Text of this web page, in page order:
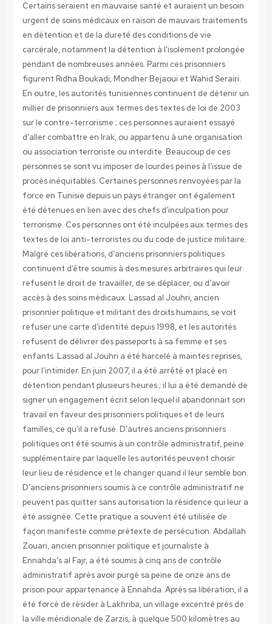
Certains seraient en mauvaise santé et auraient un besoin
urgent de soins médicaux en raison de mauvais traitements
en détention et de la dureté des conditions de vie
carcérale, notamment la détention à l’isolement prolongée
pendant de nombreuses années. Parmi ces prisonniers
figurent Ridha Boukadi, Mondher Bejaoui et Wahid Serairi.
En outre, les autorités tunisiennes continuent de détenir un
millier de prisonniers aux termes des textes de loi de 2003
sur le contre-terrorisme ; ces personnes auraient essayé
d’aller combattre en Irak, ou appartenu à une organisation
ou association terroriste ou interdite. Beaucoup de ces
personnes se sont vu imposer de lourdes peines à l’issue de
procès inéquitables. Certaines personnes renvoyées par la
force en Tunisie depuis un pays étranger ont également
été détenues en lien avec des chefs d’inculpation pour
terrorisme. Ces personnes ont été inculpées aux termes des
textes de loi anti-terroristes ou du code de justice militaire.
Malgré ces libérations, d’anciens prisonniers politiques
continuent d’être soumis à des mesures arbitraires qui leur
refusent le droit de travailler, de se déplacer, ou d’avoir
accès à des soins médicaux. Lassad al Jouhri, ancien
prisonnier politique et militant des droits humains, se voit
refuser une carte d’identité depuis 1998, et les autorités
refusent de délivrer des passeports à sa femme et ses
enfants. Lassad al Jouhri a été harcelé à maintes reprises,
pour l’intimider. En juin 2007, il a été arrêté et placé en
détention pendant plusieurs heures ; il lui a été demandé de
signer un engagement écrit selon lequel il abandonnait son
travail en faveur des prisonniers politiques et de leurs
familles, ce qu’il a refusé. D’autres anciens prisonniers
politiques ont été soumis à un contrôle administratif, peine
supplémentaire par laquelle les autorités peuvent choisir
leur lieu de résidence et le changer quand il leur semble bon.
D’anciens prisonniers soumis à ce contrôle administratif ne
peuvent pas quitter sans autorisation la résidence qui leur a
été assignée. Cette pratique a souvent été utilisée de
façon manifeste comme prétexte de persécution. Abdallah
Zouari, ancien prisonnier politique et journaliste à
Ennahda’s al Fajr, a été soumis à cinq ans de contrôle
administratif après avoir purgé sa peine de onze ans de
prison pour appartenance à Ennahda. Après sa libération, il a
été forcé de résider à Lakhriba, un village excentré près de
la ville méridionale de Zarzis, à quelque 500 kilomètres au